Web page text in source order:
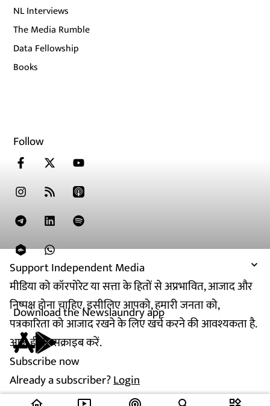
Support Independent Media
मीडिया को कॉरपोरेट या सत्ता के हितों से अप्रभावित, आजाद और
निष्पक्ष होना चाहिए. इसीलिए आपको, हमारी जनता को,
पत्रकारिता को आजाद रखने के लिए खर्च करने की आवश्यकता है.
आज ही सब्सक्राइब करें.
Subscribe now
Already a subscriber?Login
NL Interviews
The Media Rumble
Data Fellowship
Books
Follow
Download the Newslaundry app